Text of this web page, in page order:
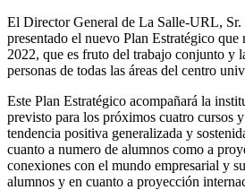
El Director General de La Salle-URL, Sr.
presentado el nuevo Plan Estratégico que
2022, que es fruto del trabajo conjunto y
personas de todas las áreas del centro
Este Plan Estratégico acompañará la
previsto para los próximos cuatro cursos
tendencia positiva generalizada y
cuanto a numero de alumnos como a
conexiones con el mundo empresarial y
alumnos y en cuanto a proyección